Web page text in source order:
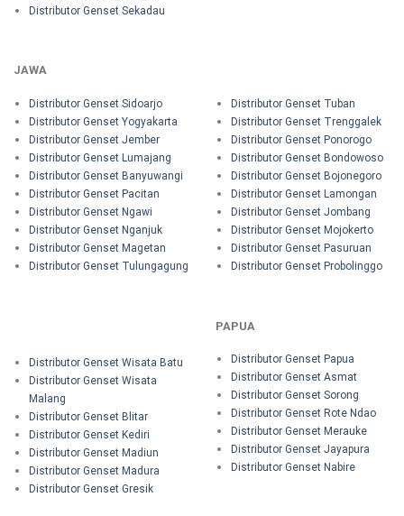
Distributor Genset Sekadau
JAWA
Distributor Genset Sidoarjo
Distributor Genset Yogyakarta
Distributor Genset Jember
Distributor Genset Lumajang
Distributor Genset Banyuwangi
Distributor Genset Pacitan
Distributor Genset Ngawi
Distributor Genset Nganjuk
Distributor Genset Magetan
Distributor Genset Tulungagung
Distributor Genset Tuban
Distributor Genset Trenggalek
Distributor Genset Ponorogo
Distributor Genset Bondowoso
Distributor Genset Bojonegoro
Distributor Genset Lamongan
Distributor Genset Jombang
Distributor Genset Mojokerto
Distributor Genset Pasuruan
Distributor Genset Probolinggo
Distributor Genset Wisata Batu
Distributor Genset Wisata
Malang
Distributor Genset Blitar
Distributor Genset Kediri
Distributor Genset Madiun
Distributor Genset Madura
Distributor Genset Gresik
PAPUA
Distributor Genset Papua
Distributor Genset Asmat
Distributor Genset Sorong
Distributor Genset Rote Ndao
Distributor Genset Merauke
Distributor Genset Jayapura
Distributor Genset Nabire